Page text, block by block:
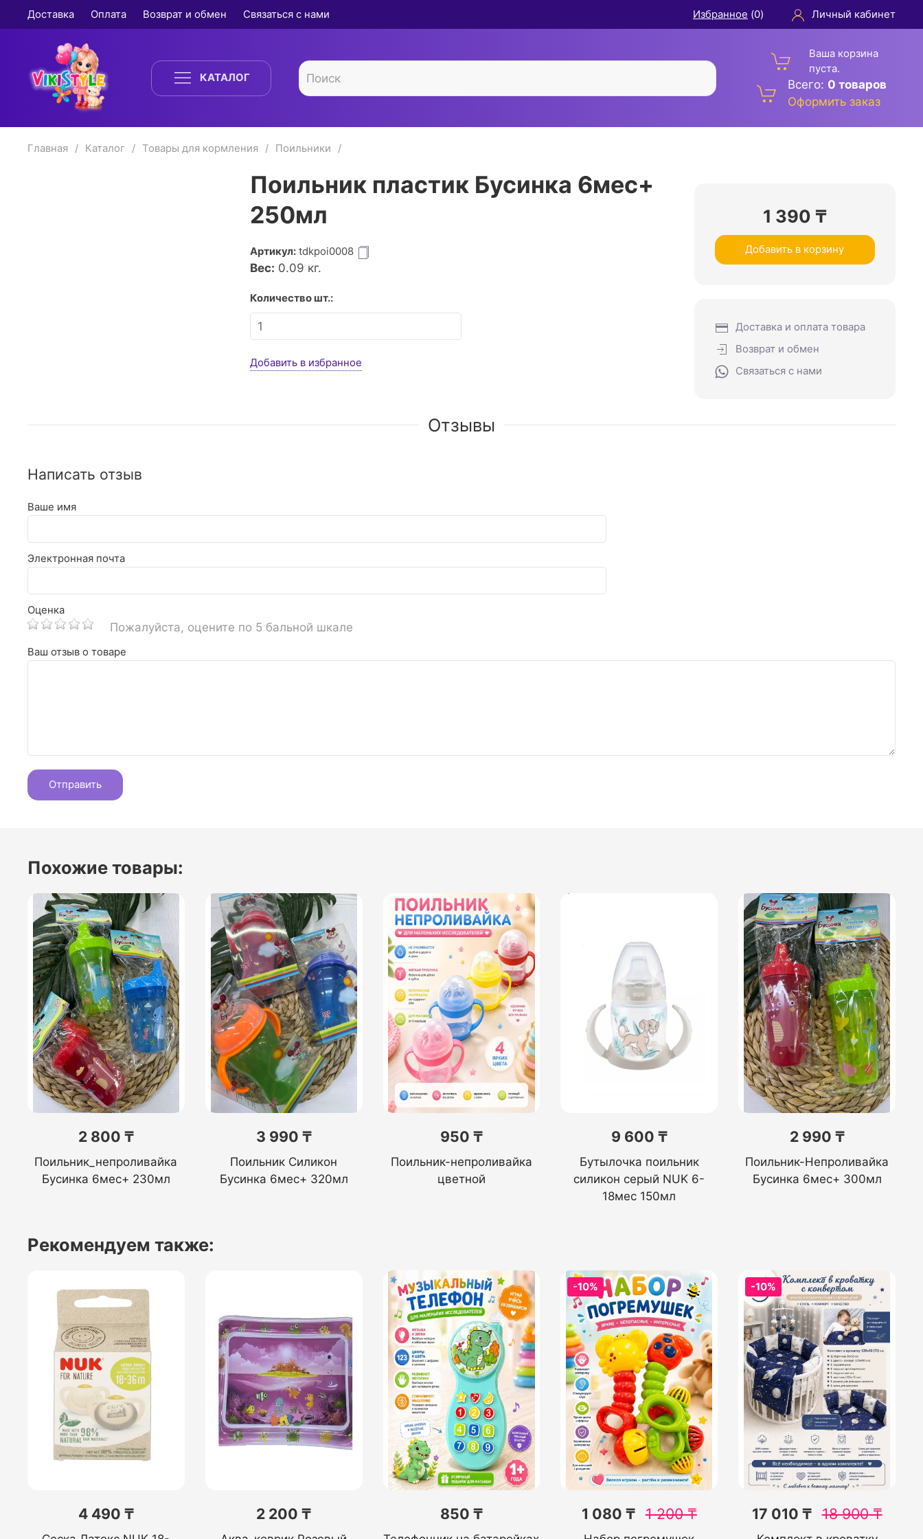
Доставка Оплата Возврат и обмен Связаться с нами Избранное (0) Личный кабинет
КАТАЛОГ
Ваша корзина
пуста.
Всего: 0 товаров
Оформить заказ
Главная Каталог Товары для кормления Поильники
Поильник пластик Бусинка 6мес+
250мл
Артикул: tdkpoi0008
Вес: 0.09 кг.
Количество шт.:
Добавить в избранное
1 390 ₸
Добавить в корзину
Доставка и оплата товара
Возврат и обмен
Связаться с нами
Отзывы
Написать отзыв
Ваше имя
Электронная почта
Оценка
Пожалуйста, оцените по 5 бальной шкале
Ваш отзыв о товаре
Похожие товары:
2 800 ₸
Поильник_непроливайка
Бусинка 6мес+ 230мл
3 990 ₸
Поильник Силикон
Бусинка 6мес+ 320мл
950 ₸
Поильник-непроливайка
цветной
9 600 ₸
Бутылочка поильник
силикон серый NUK 6-
18мес 150мл
2 990 ₸
Поильник-Непроливайка
Бусинка 6мес+ 300мл
Рекомендуем также:
4 490 ₸ 2 200 ₸ 850 ₸
-10%
1 080 ₸ 1 200₸
-10%
17 010 ₸ 18 900₸